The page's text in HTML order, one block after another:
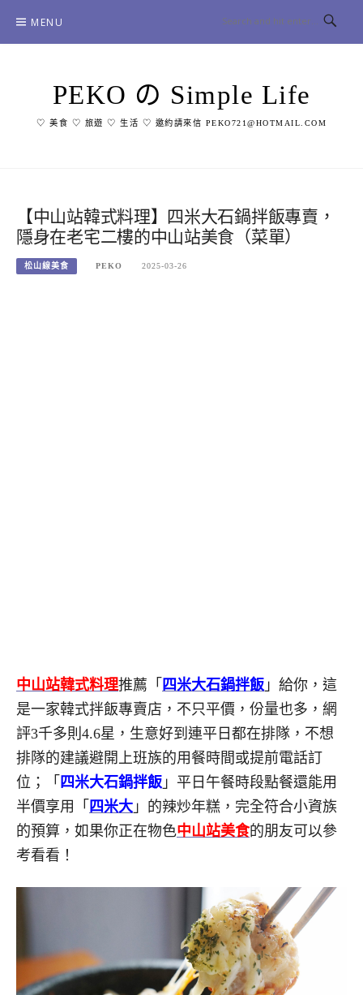
content
MENU
PEKO の Simple Life
♡ 美食 ♡ 旅遊 ♡ 生活 ♡ 邀約請來信 PEKO721@HOTMAIL.COM
【中山站韓式料理】四米大石鍋拌飯專賣，
隱身在老宅二樓的中山站美食（菜單）
松山線美食 PEKO 2025-03-26
中山站韓式料理推薦「 四米大石鍋拌飯 」給你，這
是一家韓式拌飯專賣店，不只平價，份量也多，網
評3千多則4.6星，生意好到連平日都在排隊，不想
排隊的建議避開上班族的用餐時間或提前電話訂
位；「 四米大石鍋拌飯 」平日午餐時段點餐還能用
半價享用「 四米大 」的辣炒年糕，完全符合小資族
的預算，如果你正在物色中山站美食的朋友可以參
考看看！